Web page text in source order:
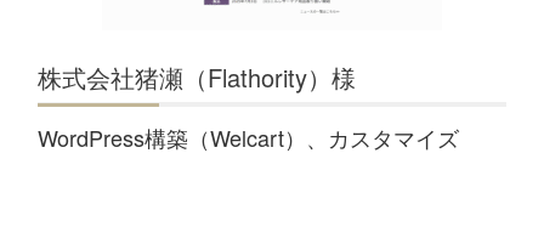
株式会社猪瀬（Flathority）様
WordPress構築（Welcart）、カスタマイズ